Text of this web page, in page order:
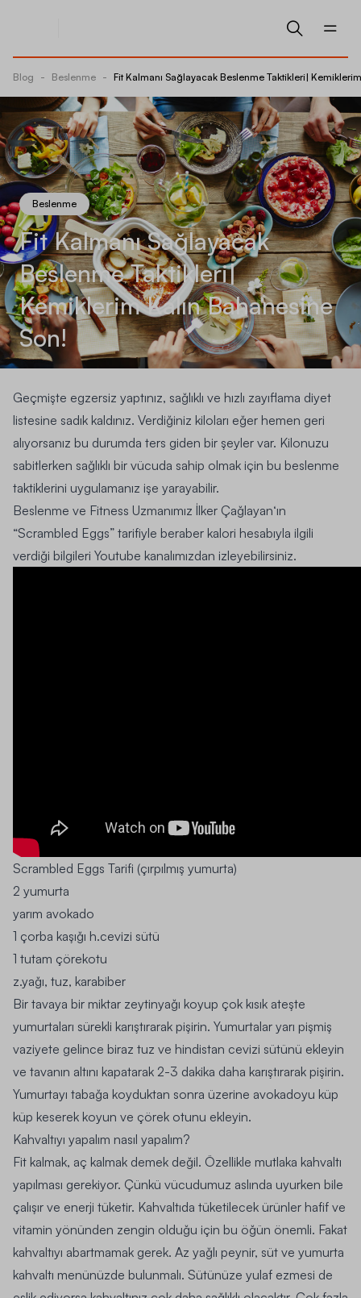
Blog - Beslenme - Fit Kalmanı Sağlayacak Beslenme Taktikleri|
Beslenme
Fit Kalmanı Sağlayacak
Beslenme Taktikleri|
Kemiklerim Kalın Bahanesine
Son!
Geçmişte egzersiz yaptınız, sağlıklı ve hızlı zayıflama diyet
listesine sadık kaldınız. Verdiğiniz kiloları eğer hemen geri
alıyorsanız bu durumda ters giden bir şeyler var. Kilonuzu
sabitlerken sağlıklı bir vücuda sahip olmak için bu beslenme
taktiklerini uygulamanız işe yarayabilir.
Beslenme ve Fitness Uzmanımız İlker Çağlayan‘ın
“Scrambled Eggs” tarifiyle beraber kalori hesabıyla ilgili
verdiği bilgileri Youtube kanalımızdan izleyebilirsiniz.
Scrambled Eggs Tarifi (çırpılmış yumurta)
2 yumurta
yarım avokado
1 çorba kaşığı h.cevizi sütü
1 tutam çörekotu
z.yağı, tuz, karabiber
Bir tavaya bir miktar zeytinyağı koyup çok kısık ateşte
yumurtaları sürekli karıştırarak pişirin. Yumurtalar yarı pişmiş
vaziyete gelince biraz tuz ve hindistan cevizi sütünü ekleyin
ve tavanın altını kapatarak 2-3 dakika daha karıştırarak pişirin.
Yumurtayı tabağa koyduktan sonra üzerine avokadoyu küp
küp keserek koyun ve çörek otunu ekleyin.
Kahvaltıyı yapalım nasıl yapalım?
Fit kalmak, aç kalmak demek değil. Özellikle mutlaka kahvaltı
yapılması gerekiyor. Çünkü vücudumuz aslında uyurken bile
çalışır ve enerji tüketir. Kahvaltıda tüketilecek ürünler hafif ve
vitamin yönünden zengin olduğu için bu öğün önemli. Fakat
kahvaltıyı abartmamak gerek. Az yağlı peynir, süt ve yumurta
kahvaltı menünüzde bulunmalı. Sütünüze yulaf ezmesi de